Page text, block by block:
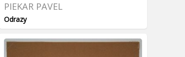
PIEKAR PAVEL
Odrazy